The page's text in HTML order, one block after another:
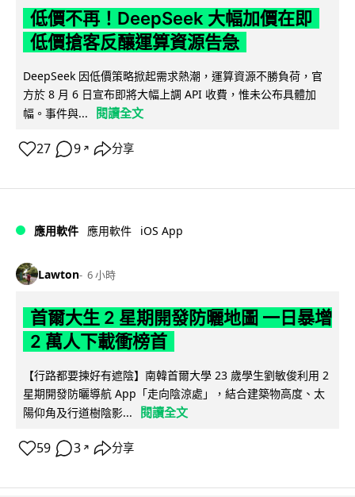
低價不再！DeepSeek 大幅加價在即
低價搶客反釀運算資源告急
DeepSeek 因低價策略掀起需求熱潮，運算資源不勝負荷，官
方於 8 月 6 日宣布即將大幅上調 API 收費，惟未公布具體加
幅。事件與...
閱讀全文
27 9 ↗ 分享
應用軟件 應用軟件 iOS App
Lawton 6 小時
首爾大生 2 星期開發防曬地圖 一日暴增
2 萬人下載衝榜首
【行路都要揀好有遮陰】南韓首爾大學 23 歲學生劉敏俊利用 2
星期開發防曬導航 App「走向陰涼處」，結合建築物高度、太
陽仰角及行道樹陰影...
閱讀全文
59 3 ↗ 分享